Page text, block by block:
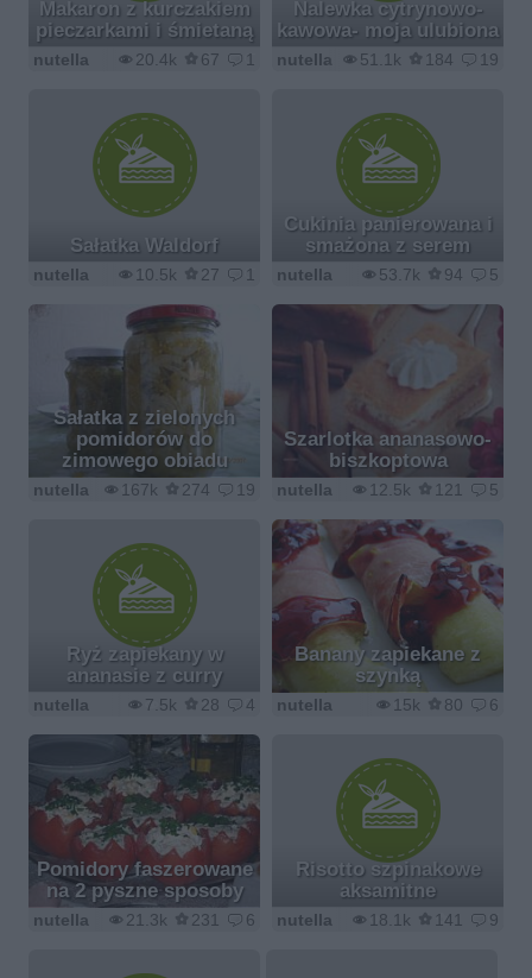
Makaron z kurczakiem
pieczarkami i śmietaną
20.4k 67 1
nutella
Nalewka cytrynowo-
kawowa- moja ulubiona
51.1k 184 19
nutella
Sałatka Waldorf
10.5k 27 1
nutella
Cukinia panierowana i
smażona z serem
53.7k 94 5
nutella
Sałatka z zielonych
pomidorów do
zimowego obiadu
167k 274 19
nutella
Szarlotka ananasowo-
biszkoptowa
12.5k 121 5
nutella
Ryż zapiekany w
ananasie z curry
7.5k 28 4
nutella
Banany zapiekane z
szynką
15k 80 6
nutella
Pomidory faszerowane
na 2 pyszne sposoby
21.3k 231 6
nutella
Risotto szpinakowe
aksamitne
18.1k 141 9
nutella